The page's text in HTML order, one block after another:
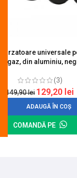
4 arzatoare universale
aragaz, din aluminiu,
(3)
149,90lei 129,20 lei
ADAUGĂ ÎN COȘ
COMANDĂ PE